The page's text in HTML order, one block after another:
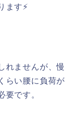
ます⚡
れませんが、慢
らい腰に負荷が
要です。